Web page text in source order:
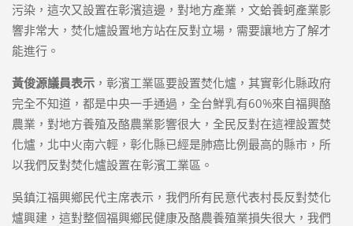
污染，這次又設置在彰濱這邊，對地方產業，文蛤養蚵產業影
響非常大，焚化爐設置地方站在反對立場，需要讓地方了解才
能進行。
黃俊源議員表示，彰濱工業區要設置焚化爐，其實彰化縣政府
完全不知道，都是中央一手通過，全台鮮乳有60%來自福興酪
農業，對地方養殖及酪農業影響很大，全民反對在這裡設置焚
化爐，北中火南六輕，彰化縣已經是肺癌比例最高的縣市，所
以我們反對焚化爐設置在彰濱工業區。
吳鎮江福興鄉民代主席表示，我們所有民意代表村長反對焚化
爐興建，這對整個福興鄉民健康及酪農養殖業損失很大，我們